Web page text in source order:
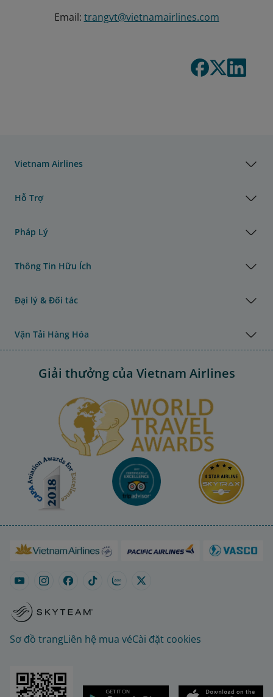
Email: trangvt@vietnamairlines.com
Vietnam Airlines
Hỗ Trợ
Pháp Lý
Thông Tin Hữu Ích
Đại lý & Đối tác
Vận Tải Hàng Hóa
Giải thưởng của Vietnam Airlines
Sơ đồ trangLiên hệ mua véCài đặt cookies